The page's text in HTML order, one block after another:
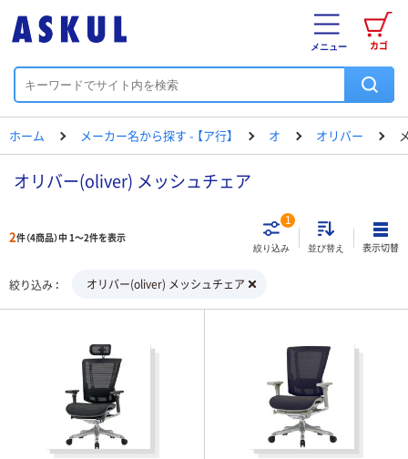
カゴ
メニュー
ホーム メーカー名から探す - 【ア行】 オ オリバー
オリバー(oliver) メッシュチェア
2件（4商品）中 1～2件を表示
絞り込み
1
並び替え 表示切替
絞り込み オリバー(oliver) メッシュチェア